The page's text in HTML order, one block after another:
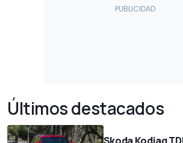
Últimos destacados